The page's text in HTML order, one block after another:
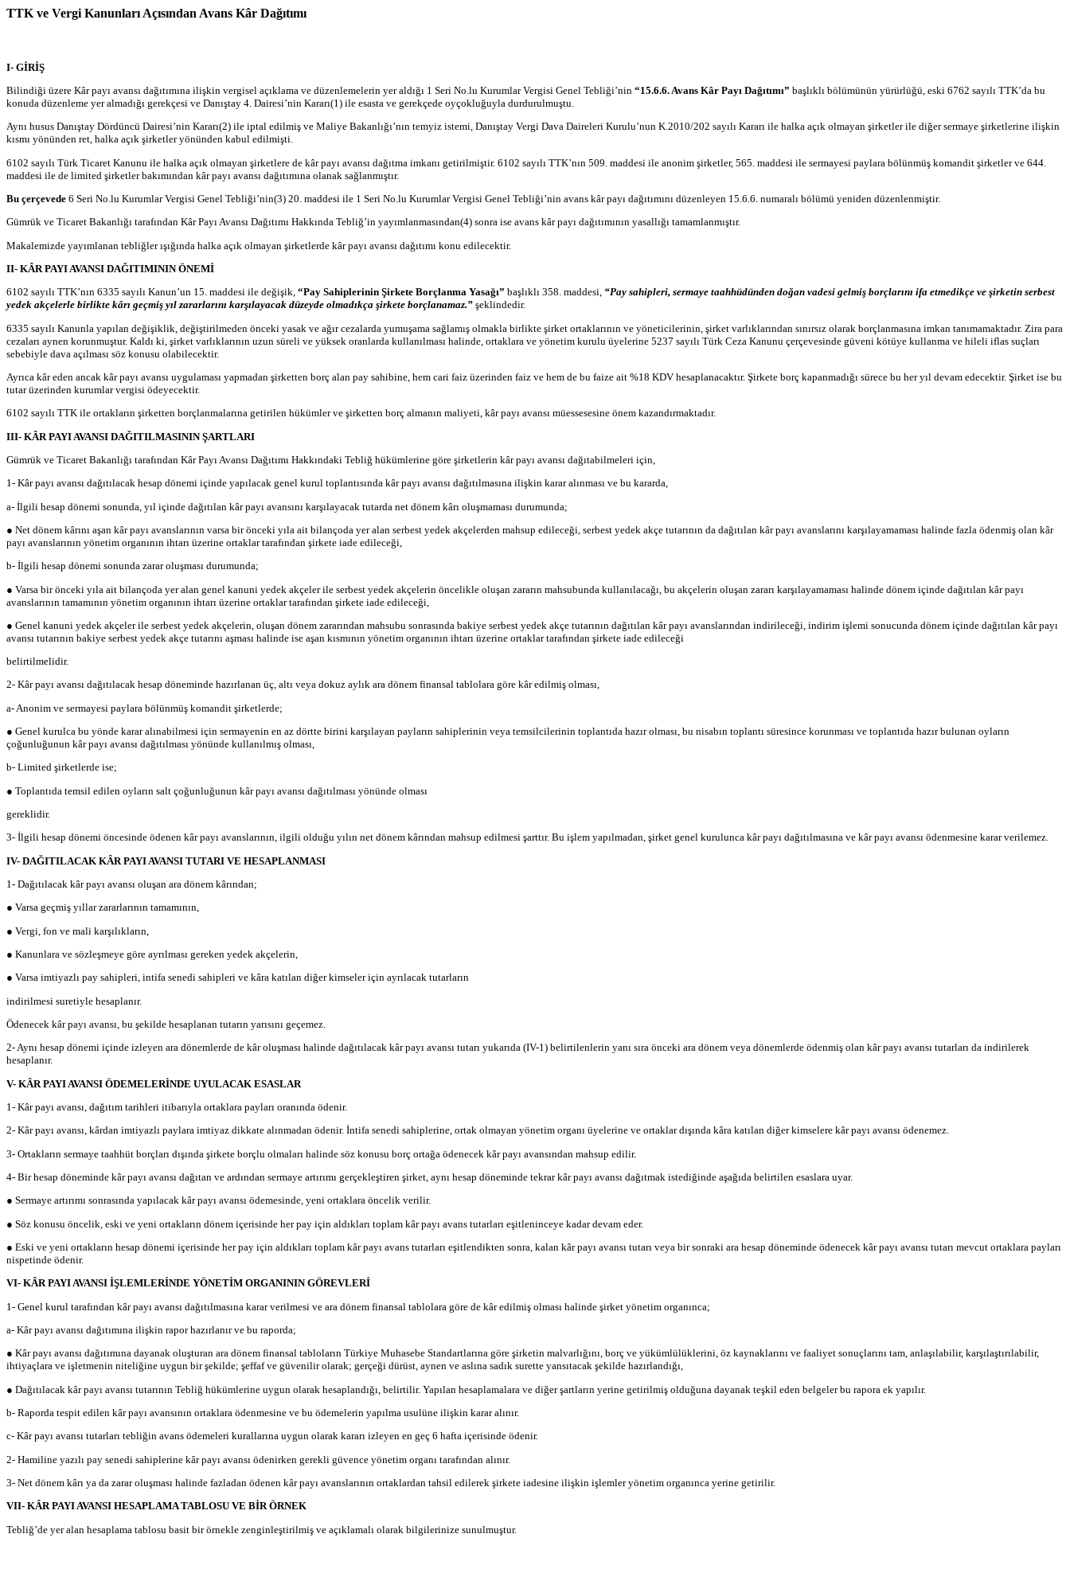
TTK ve Vergi Kanunları Açısından Avans Kâr Dağıtımı
I- GİRİŞ
Bilindiği üzere Kâr payı avansı dağıtımına ilişkin vergisel açıklama ve düzenlemelerin yer aldığı 1 Seri No.lu Kurumlar Vergisi Genel Tebliği’nin “15.6.6. Avans Kâr Payı Dağıtımı” başlıklı bölümünün yürürlüğü, eski 6762 sayılı TTK’da bu
konuda düzenleme yer almadığı gerekçesi ve Danıştay 4. Dairesi’nin Kararı(1) ile esasta ve gerekçede oyçokluğuyla durdurulmuştu.
Aynı husus Danıştay Dördüncü Dairesi’nin Kararı(2) ile iptal edilmiş ve Maliye Bakanlığı’nın temyiz istemi, Danıştay Vergi Dava Daireleri Kurulu’nun K.2010/202 sayılı Kararı ile halka açık olmayan şirketler ile diğer sermaye şirketlerine ilişkin
kısmı yönünden ret, halka açık şirketler yönünden kabul edilmişti.
6102 sayılı Türk Ticaret Kanunu ile halka açık olmayan şirketlere de kâr payı avansı dağıtma imkanı getirilmiştir. 6102 sayılı TTK’nın 509. maddesi ile anonim şirketler, 565. maddesi ile sermayesi paylara bölünmüş komandit şirketler ve 644.
maddesi ile de limited şirketler bakımından kâr payı avansı dağıtımına olanak sağlanmıştır.
Bu çerçevede 6 Seri No.lu Kurumlar Vergisi Genel Tebliği’nin(3) 20. maddesi ile 1 Seri No.lu Kurumlar Vergisi Genel Tebliği’nin avans kâr payı dağıtımını düzenleyen 15.6.6. numaralı bölümü yeniden düzenlenmiştir.
Gümrük ve Ticaret Bakanlığı tarafından Kâr Payı Avansı Dağıtımı Hakkında Tebliğ’in yayımlanmasından(4) sonra ise avans kâr payı dağıtımının yasallığı tamamlanmıştır.
Makalemizde yayımlanan tebliğler ışığında halka açık olmayan şirketlerde kâr payı avansı dağıtımı konu edilecektir.
II- KÂR PAYI AVANSI DAĞITIMININ ÖNEMİ
6102 sayılı TTK’nın 6335 sayılı Kanun’un 15. maddesi ile değişik, “Pay Sahiplerinin Şirkete Borçlanma Yasağı” başlıklı 358. maddesi, “Pay sahipleri, sermaye taahhüdünden doğan vadesi gelmiş borçlarını ifa etmedikçe ve şirketin serbest
yedek akçelerle birlikte kârı geçmiş yıl zararlarını karşılayacak düzeyde olmadıkça şirkete borçlanamaz.” şeklindedir.
6335 sayılı Kanunla yapılan değişiklik, değiştirilmeden önceki yasak ve ağır cezalarda yumuşama sağlamış olmakla birlikte şirket ortaklarının ve yöneticilerinin, şirket varlıklarından sınırsız olarak borçlanmasına imkan tanımamaktadır. Zira para
cezaları aynen korunmuştur. Kaldı ki, şirket varlıklarının uzun süreli ve yüksek oranlarda kullanılması halinde, ortaklara ve yönetim kurulu üyelerine 5237 sayılı Türk Ceza Kanunu çerçevesinde güveni kötüye kullanma ve hileli iflas suçları
sebebiyle dava açılması söz konusu olabilecektir.
Ayrıca kâr eden ancak kâr payı avansı uygulaması yapmadan şirketten borç alan pay sahibine, hem cari faiz üzerinden faiz ve hem de bu faize ait %18 KDV hesaplanacaktır. Şirkete borç kapanmadığı sürece bu her yıl devam edecektir. Şirket ise bu
tutar üzerinden kurumlar vergisi ödeyecektir.
6102 sayılı TTK ile ortakların şirketten borçlanmalarına getirilen hükümler ve şirketten borç almanın maliyeti, kâr payı avansı müessesesine önem kazandırmaktadır.
III- KÂR PAYI AVANSI DAĞITILMASININ ŞARTLARI
Gümrük ve Ticaret Bakanlığı tarafından Kâr Payı Avansı Dağıtımı Hakkındaki Tebliğ hükümlerine göre şirketlerin kâr payı avansı dağıtabilmeleri için,
1- Kâr payı avansı dağıtılacak hesap dönemi içinde yapılacak genel kurul toplantısında kâr payı avansı dağıtılmasına ilişkin karar alınması ve bu kararda,
a- İlgili hesap dönemi sonunda, yıl içinde dağıtılan kâr payı avansını karşılayacak tutarda net dönem kârı oluşmaması durumunda;
● Net dönem kârını aşan kâr payı avanslarının varsa bir önceki yıla ait bilançoda yer alan serbest yedek akçelerden mahsup edileceği, serbest yedek akçe tutarının da dağıtılan kâr payı avanslarını karşılayamaması halinde fazla ödenmiş olan kâr
payı avanslarının yönetim organının ihtarı üzerine ortaklar tarafından şirkete iade edileceği,
b- İlgili hesap dönemi sonunda zarar oluşması durumunda;
● Varsa bir önceki yıla ait bilançoda yer alan genel kanuni yedek akçeler ile serbest yedek akçelerin öncelikle oluşan zararın mahsubunda kullanılacağı, bu akçelerin oluşan zararı karşılayamaması halinde dönem içinde dağıtılan kâr payı
avanslarının tamamının yönetim organının ihtarı üzerine ortaklar tarafından şirkete iade edileceği,
● Genel kanuni yedek akçeler ile serbest yedek akçelerin, oluşan dönem zararından mahsubu sonrasında bakiye serbest yedek akçe tutarının dağıtılan kâr payı avanslarından indirileceği, indirim işlemi sonucunda dönem içinde dağıtılan kâr payı
avansı tutarının bakiye serbest yedek akçe tutarını aşması halinde ise aşan kısmının yönetim organının ihtarı üzerine ortaklar tarafından şirkete iade edileceği
belirtilmelidir.
2- Kâr payı avansı dağıtılacak hesap döneminde hazırlanan üç, altı veya dokuz aylık ara dönem finansal tablolara göre kâr edilmiş olması,
a- Anonim ve sermayesi paylara bölünmüş komandit şirketlerde;
● Genel kurulca bu yönde karar alınabilmesi için sermayenin en az dörtte birini karşılayan payların sahiplerinin veya temsilcilerinin toplantıda hazır olması, bu nisabın toplantı süresince korunması ve toplantıda hazır bulunan oyların
çoğunluğunun kâr payı avansı dağıtılması yönünde kullanılmış olması,
b- Limited şirketlerde ise;
● Toplantıda temsil edilen oyların salt çoğunluğunun kâr payı avansı dağıtılması yönünde olması
gereklidir.
3- İlgili hesap dönemi öncesinde ödenen kâr payı avanslarının, ilgili olduğu yılın net dönem kârından mahsup edilmesi şarttır. Bu işlem yapılmadan, şirket genel kurulunca kâr payı dağıtılmasına ve kâr payı avansı ödenmesine karar verilemez.
IV- DAĞITILACAK KÂR PAYI AVANSI TUTARI VE HESAPLANMASI
1- Dağıtılacak kâr payı avansı oluşan ara dönem kârından;
● Varsa geçmiş yıllar zararlarının tamamının,
● Vergi, fon ve mali karşılıkların,
● Kanunlara ve sözleşmeye göre ayrılması gereken yedek akçelerin,
● Varsa imtiyazlı pay sahipleri, intifa senedi sahipleri ve kâra katılan diğer kimseler için ayrılacak tutarların
indirilmesi suretiyle hesaplanır.
Ödenecek kâr payı avansı, bu şekilde hesaplanan tutarın yarısını geçemez.
2- Aynı hesap dönemi içinde izleyen ara dönemlerde de kâr oluşması halinde dağıtılacak kâr payı avansı tutarı yukarıda (IV-1) belirtilenlerin yanı sıra önceki ara dönem veya dönemlerde ödenmiş olan kâr payı avansı tutarları da indirilerek
hesaplanır.
V- KÂR PAYI AVANSI ÖDEMELERİNDE UYULACAK ESASLAR
1- Kâr payı avansı, dağıtım tarihleri itibarıyla ortaklara payları oranında ödenir.
2- Kâr payı avansı, kârdan imtiyazlı paylara imtiyaz dikkate alınmadan ödenir. İntifa senedi sahiplerine, ortak olmayan yönetim organı üyelerine ve ortaklar dışında kâra katılan diğer kimselere kâr payı avansı ödenemez.
3- Ortakların sermaye taahhüt borçları dışında şirkete borçlu olmaları halinde söz konusu borç ortağa ödenecek kâr payı avansından mahsup edilir.
4- Bir hesap döneminde kâr payı avansı dağıtan ve ardından sermaye artırımı gerçekleştiren şirket, aynı hesap döneminde tekrar kâr payı avansı dağıtmak istediğinde aşağıda belirtilen esaslara uyar.
● Sermaye artırımı sonrasında yapılacak kâr payı avansı ödemesinde, yeni ortaklara öncelik verilir.
● Söz konusu öncelik, eski ve yeni ortakların dönem içerisinde her pay için aldıkları toplam kâr payı avans tutarları eşitleninceye kadar devam eder.
● Eski ve yeni ortakların hesap dönemi içerisinde her pay için aldıkları toplam kâr payı avans tutarları eşitlendikten sonra, kalan kâr payı avansı tutarı veya bir sonraki ara hesap döneminde ödenecek kâr payı avansı tutarı mevcut ortaklara payları
nispetinde ödenir.
VI- KÂR PAYI AVANSI İŞLEMLERİNDE YÖNETİM ORGANININ GÖREVLERİ
1- Genel kurul tarafından kâr payı avansı dağıtılmasına karar verilmesi ve ara dönem finansal tablolara göre de kâr edilmiş olması halinde şirket yönetim organınca;
a- Kâr payı avansı dağıtımına ilişkin rapor hazırlanır ve bu raporda;
● Kâr payı avansı dağıtımına dayanak oluşturan ara dönem finansal tabloların Türkiye Muhasebe Standartlarına göre şirketin malvarlığını, borç ve yükümlülüklerini, öz kaynaklarını ve faaliyet sonuçlarını tam, anlaşılabilir, karşılaştırılabilir,
ihtiyaçlara ve işletmenin niteliğine uygun bir şekilde; şeffaf ve güvenilir olarak; gerçeği dürüst, aynen ve aslına sadık surette yansıtacak şekilde hazırlandığı,
● Dağıtılacak kâr payı avansı tutarının Tebliğ hükümlerine uygun olarak hesaplandığı, belirtilir. Yapılan hesaplamalara ve diğer şartların yerine getirilmiş olduğuna dayanak teşkil eden belgeler bu rapora ek yapılır.
b- Raporda tespit edilen kâr payı avansının ortaklara ödenmesine ve bu ödemelerin yapılma usulüne ilişkin karar alınır.
c- Kâr payı avansı tutarları tebliğin avans ödemeleri kurallarına uygun olarak kararı izleyen en geç 6 hafta içerisinde ödenir.
2- Hamiline yazılı pay senedi sahiplerine kâr payı avansı ödenirken gerekli güvence yönetim organı tarafından alınır.
3- Net dönem kârı ya da zarar oluşması halinde fazladan ödenen kâr payı avanslarının ortaklardan tahsil edilerek şirkete iadesine ilişkin işlemler yönetim organınca yerine getirilir.
VII- KÂR PAYI AVANSI HESAPLAMA TABLOSU VE BİR ÖRNEK
Tebliğ’de yer alan hesaplama tablosu basit bir örnekle zenginleştirilmiş ve açıklamalı olarak bilgilerinize sunulmuştur.